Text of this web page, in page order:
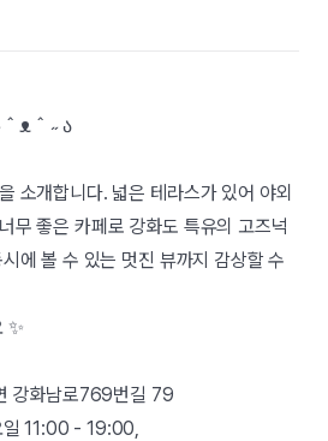
ˆ ᴥ ˆ ˶ ა
소개합니다. 넓은 테라스가 있어 야외
무 좋은 카페로 강화도 특유의 고즈넉
에 볼 수 있는 멋진 뷰까지 감상할 수
✨
강화남로769번길 79
일 11:00 - 19:00,